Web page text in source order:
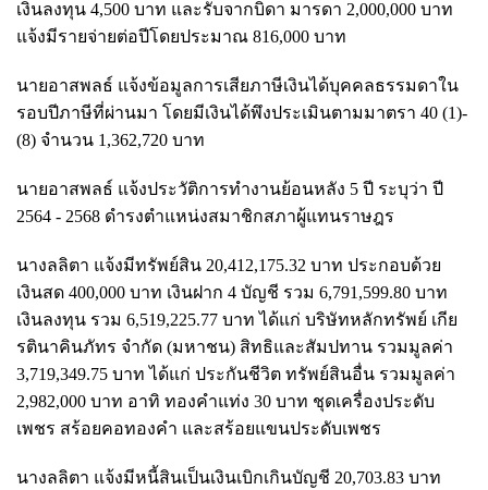
เงินลงทุน 4,500 บาท และรับจากบิดา มารดา 2,000,000 บาท
แจ้งมีรายจ่ายต่อปีโดยประมาณ 816,000 บาท
นายอาสพลธ์ แจ้งข้อมูลการเสียภาษีเงินได้บุคคลธรรมดาใน
รอบปีภาษีที่ผ่านมา โดยมีเงินได้พึงประเมินตามมาตรา 40 (1)-
(8) จำนวน 1,362,720 บาท
นายอาสพลธ์ แจ้งประวัติการทำงานย้อนหลัง 5 ปี ระบุว่า ปี
2564 - 2568 ดำรงตำแหน่งสมาชิกสภาผู้แทนราษฎร
นางลลิตา แจ้งมีทรัพย์สิน 20,412,175.32 บาท ประกอบด้วย
เงินสด 400,000 บาท เงินฝาก 4 บัญชี รวม 6,791,599.80 บาท
เงินลงทุน รวม 6,519,225.77 บาท ได้แก่ บริษัทหลักทรัพย์ เกีย
รตินาคินภัทร จำกัด (มหาชน) สิทธิและสัมปทาน รวมมูลค่า
3,719,349.75 บาท ได้แก่ ประกันชีวิต ทรัพย์สินอื่น รวมมูลค่า
2,982,000 บาท อาทิ ทองคำแท่ง 30 บาท ชุดเครื่องประดับ
เพชร สร้อยคอทองคำ และสร้อยแขนประดับเพชร
นางลลิตา แจ้งมีหนี้สินเป็นเงินเบิกเกินบัญชี 20,703.83 บาท